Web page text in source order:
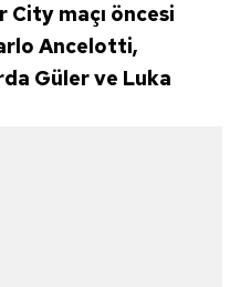
maçı öncesi
Ancelotti,
Güler ve Luka